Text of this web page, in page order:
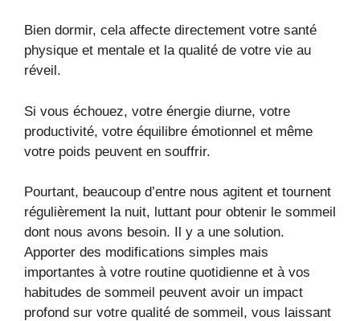
Bien dormir, cela affecte directement votre santé
physique et mentale et la qualité de votre vie au
réveil.
Si vous échouez, votre énergie diurne, votre
productivité, votre équilibre émotionnel et même
votre poids peuvent en souffrir.
Pourtant, beaucoup d’entre nous agitent et tournent
régulièrement la nuit, luttant pour obtenir le sommeil
dont nous avons besoin. Il y a une solution.
Apporter des modifications simples mais
importantes à votre routine quotidienne et à vos
habitudes de sommeil peuvent avoir un impact
profond sur votre qualité de sommeil, vous laissant